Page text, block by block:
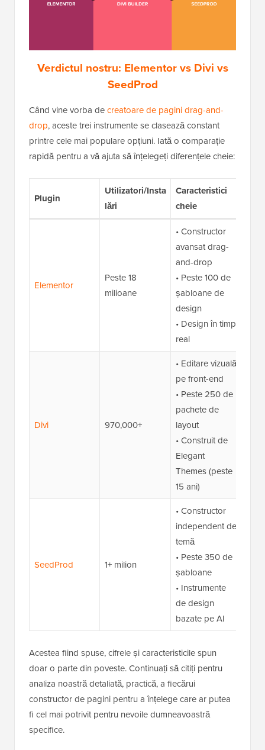
Verdictul nostru: Elementor vs Divi vs
SeedProd
Când vine vorba decreatoare de pagini drag-and-
drop, aceste trei instrumente se clasează constant
printre cele mai populare opțiuni. Iată o comparație
rapidă pentru a vă ajuta să înțelegeți diferențele cheie:
Plugin
Utilizatori/Insta
lări
Caracteristici
cheie
Elementor
Peste 18
milioane
• Constructor
avansat drag-
and-drop
• Peste 100 de
șabloane de
design
• Design în timp
real
Divi 970,000+
• Editare vizuală
pe front-end
• Peste 250 de
pachete de
layout
• Construit de
Elegant
Themes (peste
15 ani)
SeedProd 1+ milion
• Constructor
independent de
temă
• Peste 350 de
șabloane
• Instrumente
de design
bazate pe AI
Acestea fiind spuse, cifrele și caracteristicile spun
doar o parte din poveste. Continuați să citiți pentru
analiza noastră detaliată, practică, a fiecărui
constructor de pagini pentru a înțelege care ar putea
fi cel mai potrivit pentru nevoile dumneavoastră
specifice.